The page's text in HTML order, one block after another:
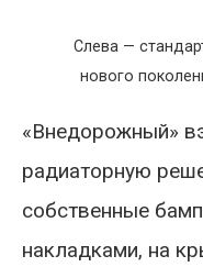
Слева —
нового
«Внедорожный»
радиаторную
собственные
накладками, на